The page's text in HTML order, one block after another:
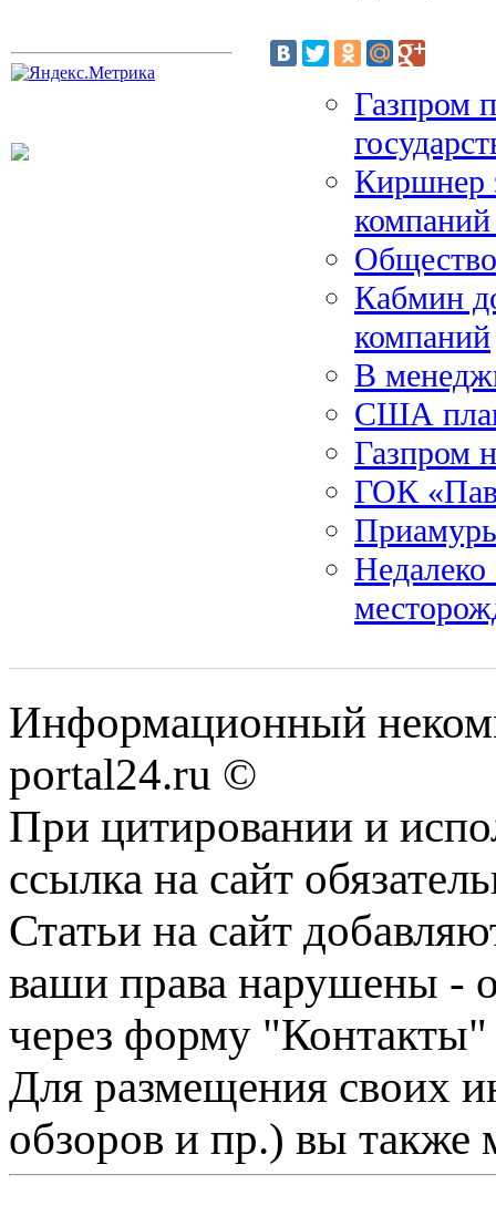
Газпром
Киршнер
Кабмин
компаний
В
США
Газпром
ГОК
Информационный
portal24.ru ©
При цитировании и
ссылка на сайт
Статьи на сайт
ваши права нарушены -
через форму "Контакты"
Для размещения своих
обзоров и пр.) вы также